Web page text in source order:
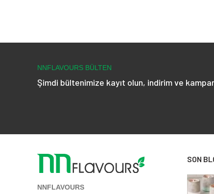
NNFLAVOURS BÜLTEN
Şimdi bültenimize kayıt olun, indirim ve
NNFLAVOURS
SON